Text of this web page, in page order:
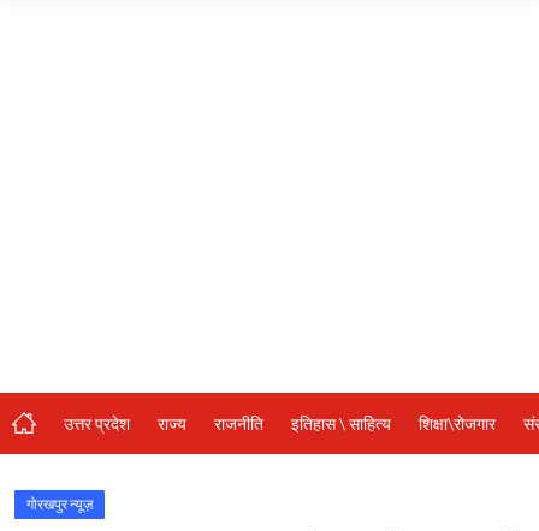
विशेष स्टोरी
अजब गजब
कृषि
उत्तर प्रदेश राज्य राजनीति इतिहास \ साहित्य शिक्षा\रोजगार
गोरखपुर न्यूज़